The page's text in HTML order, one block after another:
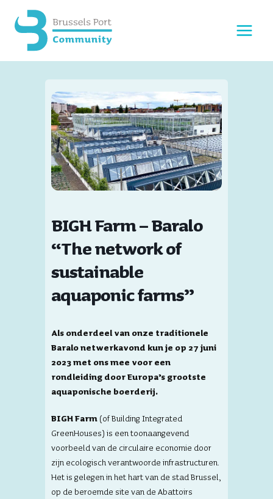
naar
inhoud
BIGH Farm – Baralo
“The network of
sustainable
aquaponic farms”
Als onderdeel van onze traditionele
Baralo netwerkavond kun je op 27 juni
2023 met ons mee voor een
rondleiding door Europa’s grootste
aquaponische boerderij.
BIGH Farm (of Building Integrated
GreenHouses) is een toonaangevend
voorbeeld van de circulaire economie door
zijn ecologisch verantwoorde infrastructuren.
Het is gelegen in het hart van de stad Brussel,
op de beroemde site van de Abattoirs